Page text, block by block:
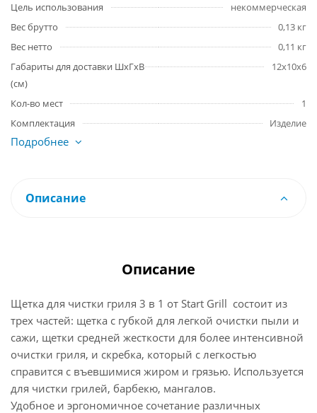
Цель использования
некоммерческая
Вес брутто
0,13 кг
Вес нетто
0,11 кг
Габариты для доставки ШхГхВ
(см)
12x10x6
Кол-во мест
1
Комплектация
Изделие
Подробнее
Описание
Описание
Щетка для чистки гриля 3 в 1 от Start Grill состоит из
трех частей: щетка с губкой для легкой очистки пыли и
сажи, щетки средней жесткости для более интенсивной
очистки гриля, и скребка, который с легкостью
справится с въевшимися жиром и грязью. Используется
для чистки грилей, барбекю, мангалов.
Удобное и эргономичное сочетание различных